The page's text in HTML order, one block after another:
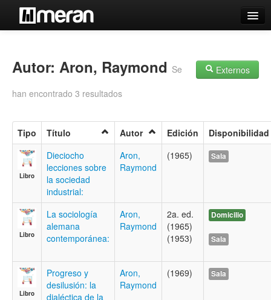
Búsqueda Avanzada
Contacto
Iniciar sesión
Externos
Autor: Aron, Raymond Se
han encontrado 3 resultados
Tipo Título Autor Edición Disponibilidad
Libro
Dieciocho
lecciones sobre
la sociedad
industrial:
Aron,
Raymond
(1965) Sala
Libro
La sociología
alemana
contemporánea:
Aron,
Raymond
2a. ed.
(1965)
(1953)
Domicilio
Sala
Libro
Progreso y
desilusión: la
dialéctica de la
Aron,
Raymond
(1969) Sala